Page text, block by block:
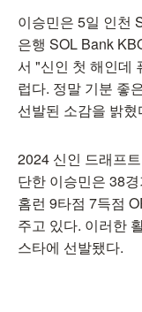
이승민은 5일 인천
은행 SOL Bank
서 "신인 첫 해인데
럽다. 정말 기분 좋
선발된 소감을 밝혔
2024 신인 드래프
단한 이승민은 38
홈런 9타점 7득점
주고 있다. 이러한
스타에 선발됐다.